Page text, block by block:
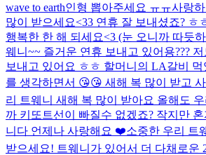
wave to earth인형 뽑아주세요 ㅠㅠ사랑
많이 받으세요<33 연휴 잘 보내셨죠? ㅎ
행복한 한 해 되세요<3 (눈 오니까 따듯
웨니~~ 즐거운 연휴 보내고 있어용???
보내고 있어요 ㅎㅎ 할머니의 LA갈비 먹
를 생각하면서 😘😘 새해 복 많이 받고
리 트웨니 새해 복 많이 받아요 올해도
까 키또트선이 빠질수 없겠죠? 작지만
니다 언제나 사랑해요 ❤️소중한 우리 트
받으세요! 트웨니가 있어서 더 다채로운